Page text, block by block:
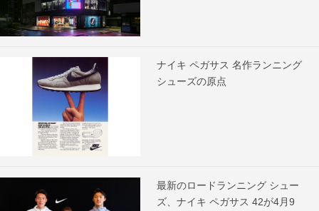
ナイキ ペガサス 名作ランニング
シューズの原点
最新のロードランニング シュー
ズ、ナイキ ペガサス 42が4月9